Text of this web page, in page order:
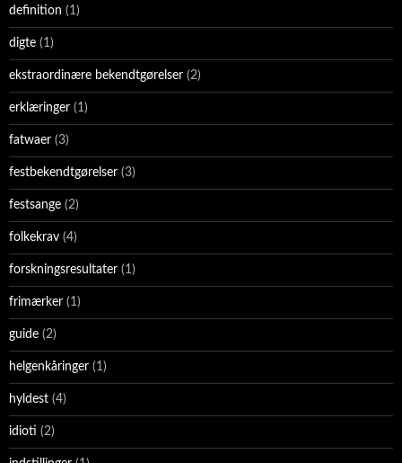
definition (1)
digte (1)
ekstraordinære bekendtgørelser (2)
erklæringer (1)
fatwaer (3)
festbekendtgørelser (3)
festsange (2)
folkekrav (4)
forskningsresultater (1)
frimærker (1)
guide (2)
helgenkåringer (1)
hyldest (4)
idioti (2)